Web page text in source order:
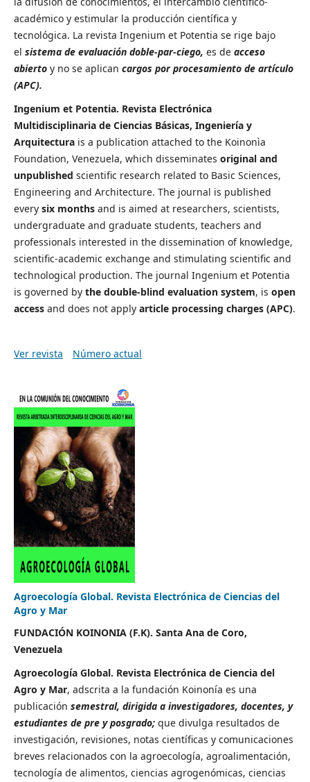
académico y estimular la producción científica y
tecnológica. La revista Ingenium et Potentia se rige bajo
el sistema de evaluación doble-par-ciego, es de acceso
abiertoy no se aplican cargos por procesamiento de artículo
(APC).
Ingenium et Potentia. Revista Electrónica
Multidisciplinaria de Ciencias Básicas, Ingeniería y
Arquitecturais a publication attached to the Koinonìa
Foundation, Venezuela, which disseminates original and
unpublished scientific research related to Basic Sciences,
Engineering and Architecture. The journal is published
every six monthsand is aimed at researchers, scientists,
undergraduate and graduate students, teachers and
professionals interested in the dissemination of knowledge,
scientific-academic exchange and stimulating scientific and
technological production. The journal Ingenium et Potentia
is governed by the double-blind evaluation system, is open
accessand does not apply article processing charges (APC).
Ver revista Número actual
Agroecología Global. Revista Electrónica de Ciencias del
Agro y Mar
FUNDACIÓN KOINONIA (F.K). Santa Ana de Coro,
Venezuela
Agroecología Global. Revista Electrónica de Ciencia del
Agro y Mar, adscrita a la fundación Koinonía es una
publicación semestral, dirigida a investigadores, docentes, y
estudiantes de pre y posgrado;que divulga resultados de
investigación, revisiones, notas científicas y comunicaciones
breves relacionados con la agroecología, agroalimentación,
tecnología de alimentos, ciencias agrogenómicas, ciencias